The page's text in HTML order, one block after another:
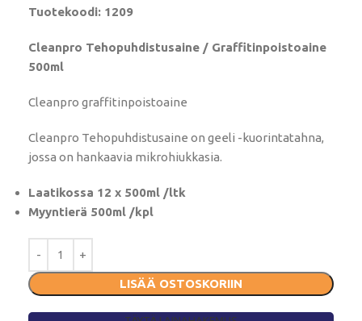
Tuotekoodi: 1209
Cleanpro Tehopuhdistusaine / Graffitinpoistoaine
500ml
Cleanpro graffitinpoistoaine
Cleanpro Tehopuhdistusaine on geeli -kuorintatahna,
jossa on hankaavia mikrohiukkasia.
Laatikossa 12 x 500ml /ltk
Myyntierä 500ml /kpl
LISÄÄ OSTOSKORIIN